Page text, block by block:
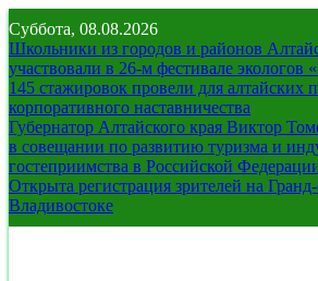
Перейти
к
содержимому
Суббота, 08.08.2026
Школьники из городов и районов
участвовали в 26-м фестивале экологов
145 стажировок провели для алтайских
корпоративного наставничества
Губернатор Алтайского края Виктор
в совещании по развитию туризма и
гостеприимства в Российской
Открыта регистрация зрителей на
Владивостоке